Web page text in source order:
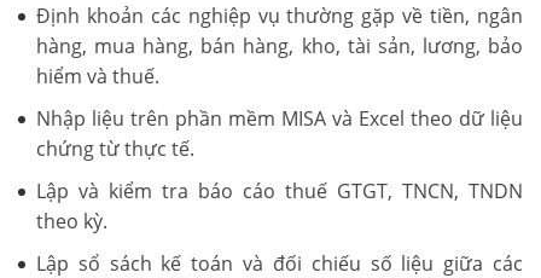
Định khoản các nghiệp vụ thường gặp về tiền, ngân
hàng, mua hàng, bán hàng, kho, tài sản, lương, bảo
hiểm và thuế.
Nhập liệu trên phần mềm MISA và Excel theo dữ liệu
chứng từ thực tế.
Lập và kiểm tra báo cáo thuế GTGT, TNCN, TNDN
theo kỳ.
Lập sổ sách kế toán và đối chiếu số liệu giữa các